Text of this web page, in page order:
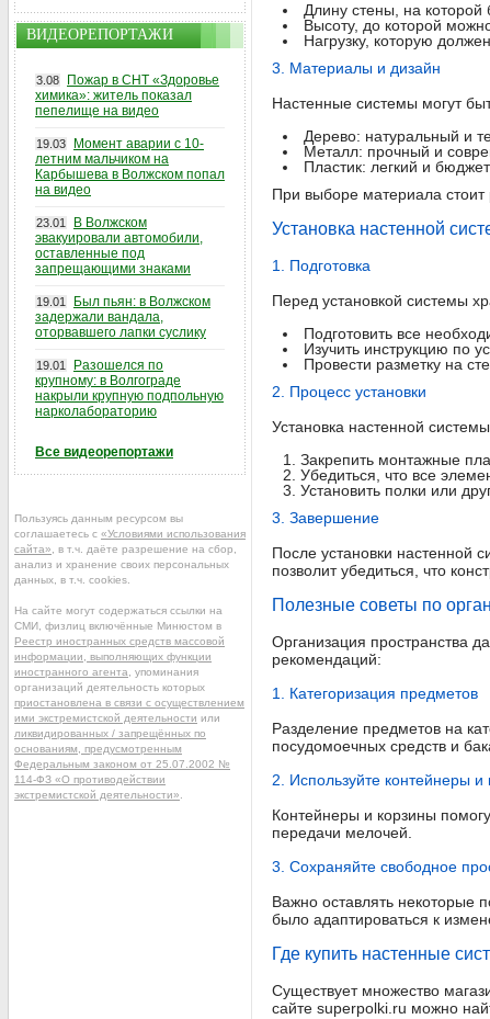
Длину стены, на которой
Высоту, до которой
Нагрузку, которую
3. Материалы и дизайн
Настенные системы могут
Дерево: натуральный и
Металл: прочный и
Пластик: легкий и
При выборе материала стоит
Установка настенной
1. Подготовка
Перед установкой системы
Подготовить все
Изучить инструкцию по
Провести разметку на
2. Процесс установки
Установка настенной
Закрепить монтажные
Убедиться, что все
Установить полки или
3. Завершение
После установки настенной
позволит убедиться, что
Полезные советы по
Организация пространства
рекомендаций:
1. Категоризация предметов
Разделение предметов на
посудомоечных средств и
2. Используйте контейнеры и
Контейнеры и корзины
передачи мелочей.
3. Сохраняйте свободное
Важно оставлять некоторые
было адаптироваться к
Где купить настенные
Существует множество
сайте superpolki.ru можно
ВИДЕОРЕПОРТАЖИ
3.08
Пожар в СНТ «Здоровье
химика»: житель показал
пепелище на видео
19.03
Момент аварии с 10-
летним мальчиком на
Карбышева в Волжском попал
на видео
23.01
В Волжском
эвакуировали автомобили,
оставленные под
запрещающими знаками
19.01
Был пьян: в Волжском
задержали вандала,
оторвавшего лапки суслику
19.01
Разошелся по
крупному: в Волгограде
накрыли крупную подпольную
нарколабораторию
Все видеорепортажи
Пользуясь данным ресурсом вы
соглашаетесь с «Условиями использования
сайта» , в т.ч. даёте разрешение на сбор,
анализ и хранение своих персональных
данных, в т.ч. cookies.
На сайте могут содержаться ссылки на
СМИ, физлиц включённые Минюстом в
Реестр иностранных средств массовой
информации, выполняющих функции
иностранного агента , упоминания
организаций деятельность которых
приостановлена в связи с осуществлением
ими экстремистской деятельности или
ликвидированных / запрещённых по
основаниям, предусмотренным
Федеральным законом от 25.07.2002 №
114-ФЗ «О противодействии
экстремистской деятельности»